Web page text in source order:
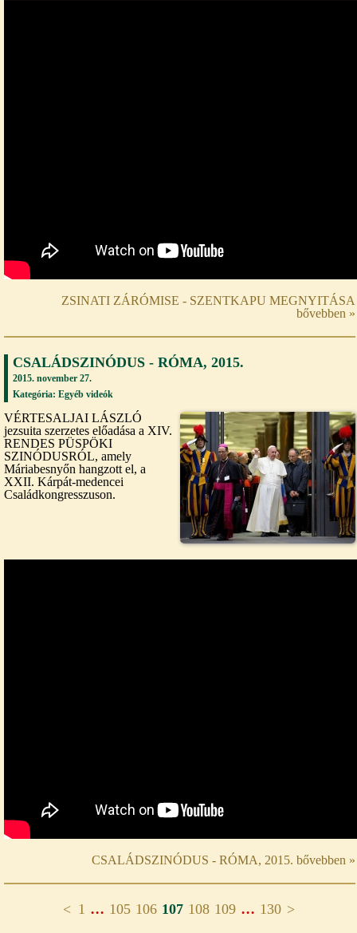
ZSINATI ZÁRÓMISE - SZENTKAPU MEGNYITÁSA
bővebben »
CSALÁDSZINÓDUS - RÓMA, 2015.
2015. november 27.
Kategória: Egyéb videók
VÉRTESALJAI LÁSZLÓ
jezsuita szerzetes előadása a XIV.
RENDES PÜSPÖKI
SZINÓDUSRÓL, amely
Máriabesnyőn hangzott el, a
XXII. Kárpát-medencei
Családkongresszuson.
CSALÁDSZINÓDUS - RÓMA, 2015. bővebben »
< 1 ... 105 106 107 108 109 ... 130 >